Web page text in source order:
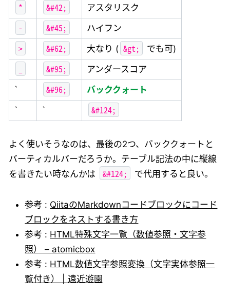
* &#42; アスタリスク
- &#45; ハイフン
> &#62; 大なり ( &gt; でも可)
&#95;
アンダースコア
`
&#96;
バッククォート
`
` &#124;
よく使いそうなのは、最後の2つ、バッククォートと
バーティカルバーだろうか。テーブル記法の中に縦線
を書きたい時なんかは
&#124; で代用すると良い。
参考 : QiitaのMarkdownコードブロックにコード
ブロックをネストする書き方
参考 : HTML特殊文字一覧（数値参照・文字参
照） – atomicbox
参考 : HTML数値文字参照変換（文字実体参照一
覧付き） | 遠近遊園